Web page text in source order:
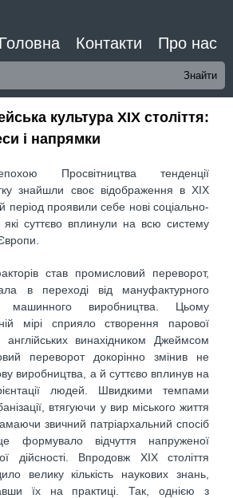
Головна Контакти Про нас
культура ХІХ століття:
і напрямки
Просвітництва тенденції
знайшли своє відображення в ХІХ
період проявили себе нові соціально-
які суттєво вплинули на всю систему
став промисловий переворот,
в переході від мануфактурного
машинного виробництва. Цьому
мірі сприяло створення парової
винахідником Джеймсом
переворот докорінно змінив не
виробництва, а й суттєво вплинув на
людей. Швидкими темпами
втягуючи у вир міського життя
звичний патріархальний спосіб
формувало відчуття напруженої
дійсності. Впродовж ХІХ століття
велику кількість наукових знань,
їх на практиці. Так, однією з